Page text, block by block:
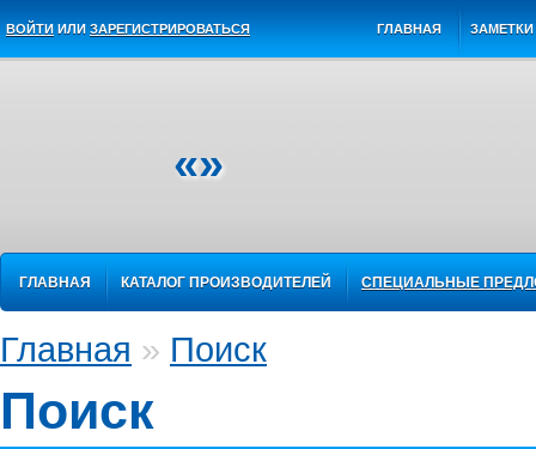
«»
ВОЙТИ ИЛИ ЗАРЕГИСТРИРОВАТЬСЯ ГЛАВНАЯ ЗАМЕТКИ
ГЛАВНАЯ КАТАЛОГ ПРОИЗВОДИТЕЛЕЙ СПЕЦИАЛЬНЫЕ
Главная » Поиск
Поиск